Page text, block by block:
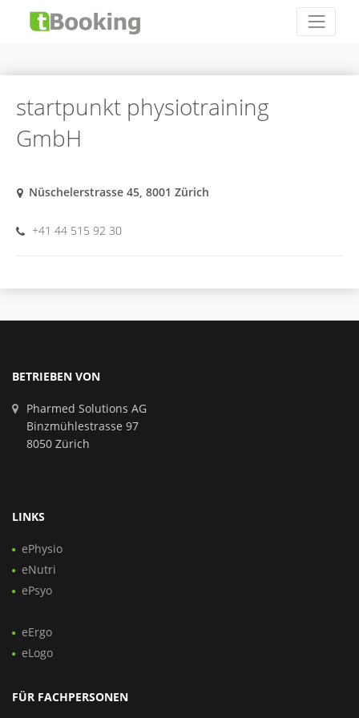
startpunkt physiotraining
GmbH
Nüschelerstrasse 45, 8001 Zürich
+41 44 515 92 30
BETRIEBEN VON
Pharmed Solutions AG
Binzmühlestrasse 97
8050 Zürich
LINKS
ePhysio
eNutri
ePsyo
eErgo
eLogo
FÜR FACHPERSONEN